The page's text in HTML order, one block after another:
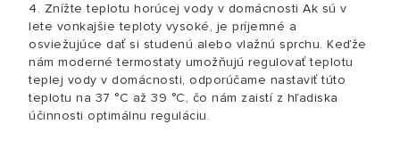
4. Znížte teplotu horúcej vody v domácnosti Ak sú v
lete vonkajšie teploty vysoké, je príjemné a
osviežujúce dať si studenú alebo vlažnú sprchu. Keďže
nám moderné termostaty umožňujú regulovať teplotu
teplej vody v domácnosti, odporúčame nastaviť túto
teplotu na 37 °C až 39 °C, čo nám zaistí z hľadiska
účinnosti optimálnu reguláciu.